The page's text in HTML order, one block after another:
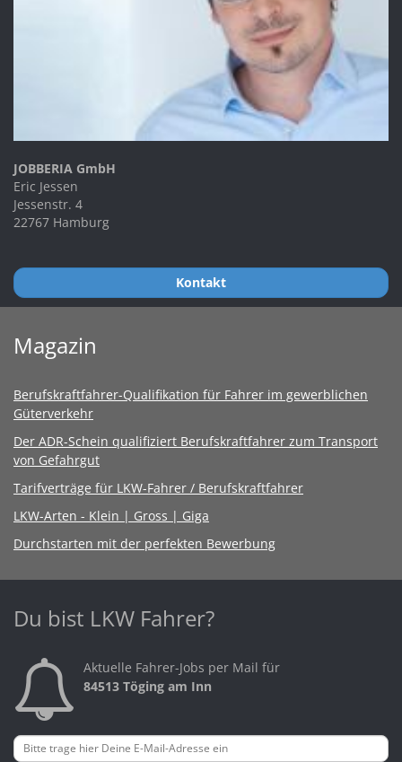
JOBBERIA GmbH
Eric Jessen
Jessenstr. 4
22767 Hamburg
Kontakt
Magazin
Berufskraftfahrer-Qualifikation für Fahrer im gewerblichen
Güterverkehr
Der ADR-Schein qualifiziert Berufskraftfahrer zum Transport
von Gefahrgut
Tarifverträge für LKW-Fahrer / Berufskraftfahrer
LKW-Arten - Klein | Gross | Giga
Durchstarten mit der perfekten Bewerbung
Du bist LKW Fahrer?
Aktuelle Fahrer-Jobs per Mail für
84513 Töging am Inn